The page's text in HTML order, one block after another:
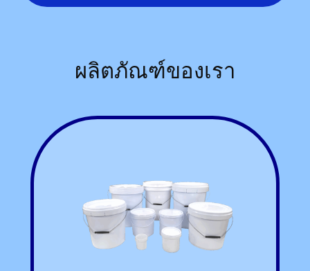
ผลิตภัณฑ์ของเรา